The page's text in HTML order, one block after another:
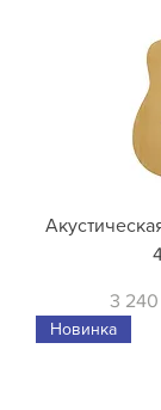
Price
3 240
Новинка